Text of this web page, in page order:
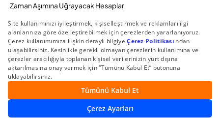
Zaman Aşımına Uğrayacak Hesaplar
Duyurular ve Kampanyalar
© 2026 Gedik Yatırım Menkul Değerler AŞ. Tüm Hakları